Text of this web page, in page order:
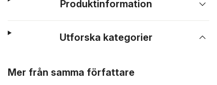
Produktinformation
Utforska kategorier
Mer från samma författare